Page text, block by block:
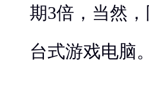
期3倍，当然
台式游戏电脑。